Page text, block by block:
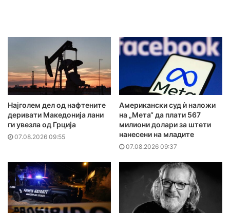
Најголем дел од нафтените
деривати Македонија лани
ги увезла од Грција
07.08.2026 09:55
Американски суд ѝ наложи
на „Мета“ да плати 567
милиони долари за штети
нанесени на младите
07.08.2026 09:37